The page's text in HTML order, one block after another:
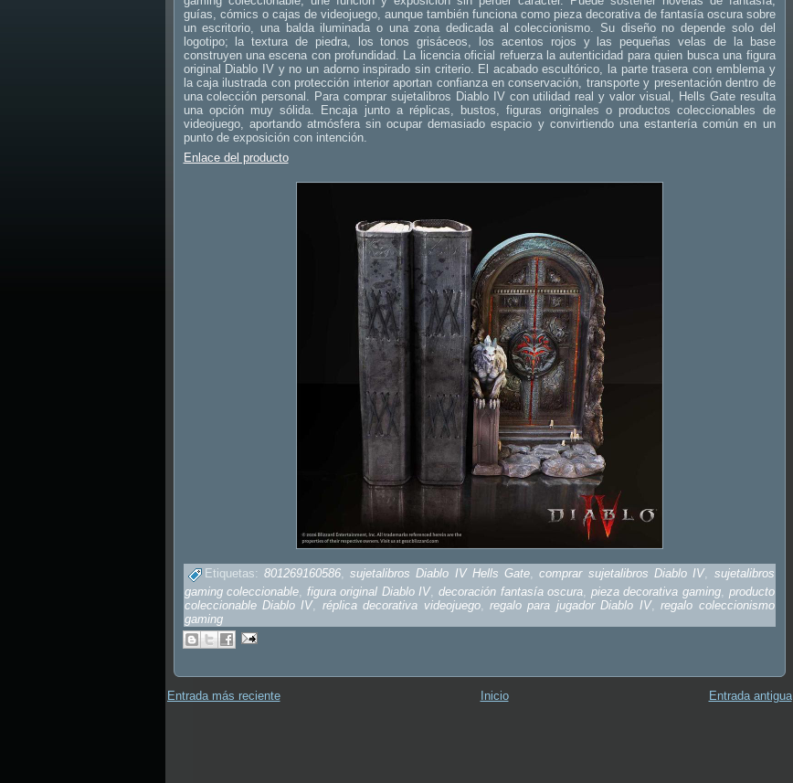
guías, cómics o cajas de videojuego, aunque también funciona como pieza decorativa de fantasía oscura sobre
un escritorio, una balda iluminada o una zona dedicada al coleccionismo. Su diseño no depende solo del
logotipo; la textura de piedra, los tonos grisáceos, los acentos rojos y las pequeñas velas de la base
construyen una escena con profundidad. La licencia oficial refuerza la autenticidad para quien busca una figura
original Diablo IV y no un adorno inspirado sin criterio. El acabado escultórico, la parte trasera con emblema y
la caja ilustrada con protección interior aportan confianza en conservación, transporte y presentación dentro de
una colección personal. Para comprar sujetalibros Diablo IV con utilidad real y valor visual, Hells Gate resulta
una opción muy sólida. Encaja junto a réplicas, bustos, figuras originales o productos coleccionables de
videojuego, aportando atmósfera sin ocupar demasiado espacio y convirtiendo una estantería común en un
punto de exposición con intención.
Enlace del producto
Etiquetas: 801269160586,sujetalibros Diablo IV Hells Gate,comprar sujetalibros Diablo IV, sujetalibros
gaming coleccionable, figura original Diablo IV,decoración fantasía oscura, pieza decorativa gaming, producto
coleccionable Diablo IV, réplica decorativa videojuego,regalo para jugador Diablo IV,regalo coleccionismo
gaming
Entrada más reciente Entrada antigua
Inicio